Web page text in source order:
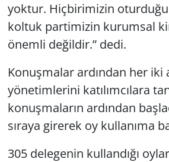
yoktur. Hiçbirimizin oturduğu
koltuk partimizin kurumsal
önemli değildir.” dedi.
Konuşmalar ardından her iki
yönetimlerini katılımcılara
konuşmaların ardından
sıraya girerek oy kullanıma
305 delegenin kullandığı